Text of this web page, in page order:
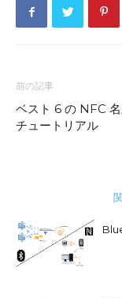
前の記事
ベスト 6 の NFC
チュートリアル